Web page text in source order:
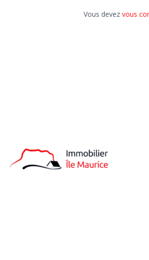
Vous devez vous